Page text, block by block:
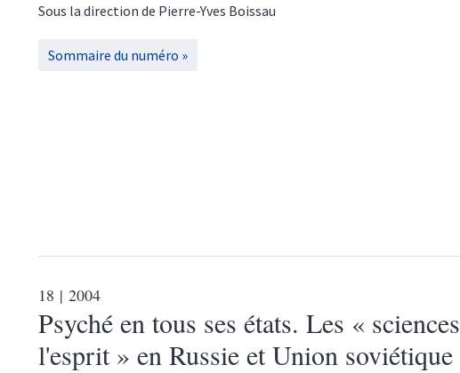
Sous la direction de Pierre-Yves Boissau
Sommaire du numéro
18 | 2004
Psyché en tous ses états. Les «
l'esprit » en Russie et Union soviétique